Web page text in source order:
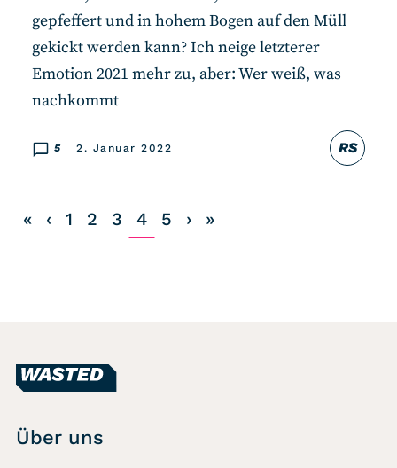
RS
5 2. Januar 2022
gepfeffert und in hohem Bogen auf den Müll
gekickt werden kann? Ich neige letzterer
Emotion 2021 mehr zu, aber: Wer weiß, was
nachkommt
« ‹ 1 2 3 4 5 › »
Über uns